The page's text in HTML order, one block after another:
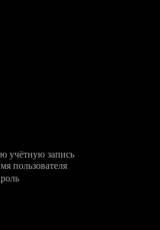
учётную запись
пользователя